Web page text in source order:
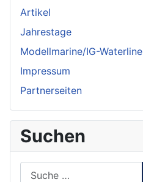
Artikel
Jahrestage
Modellmarine/IG-Waterline
Impressum
Partnerseiten
Suchen